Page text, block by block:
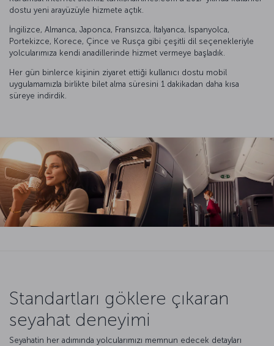
dostu yeni arayüzüyle hizmete açtık.
İngilizce, Almanca, Japonca, Fransızca, İtalyanca, İspanyolca,
Portekizce, Korece, Çince ve Rusça gibi çeşitli dil seçenekleriyle
yolcularımıza kendi anadillerinde hizmet vermeye başladık.
Her gün binlerce kişinin ziyaret ettiği kullanıcı dostu mobil
uygulamamızla birlikte bilet alma süresini 1 dakikadan daha kısa
süreye indirdik.
Standartları göklere çıkaran
seyahat deneyimi
Seyahatin her adımında yolcularımızı memnun edecek detayları